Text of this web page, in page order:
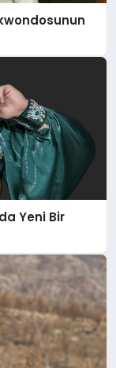
Yeni Bir